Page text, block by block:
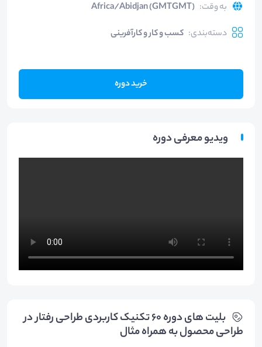
به وقت:
Africa/Abidjan (GMTGMT)
دسته‌بندی: کسب و کار و کارآفرینی
خرید دوره
ویدیو معرفی دوره
بلیت های دوره ۶۰ تکنیک کاربردی طراحی رفتار در
طراحی محصول به همراه مثال